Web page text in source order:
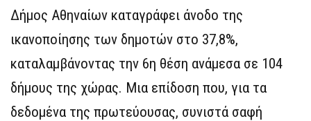
Δήμος Αθηναίων καταγράφει άνοδο της
ικανοποίησης των δημοτών στο 37,8%,
καταλαμβάνοντας την 6η θέση ανάμεσα σε 104
δήμους της χώρας. Μια επίδοση που, για τα
δεδομένα της πρωτεύουσας, συνιστά σαφή